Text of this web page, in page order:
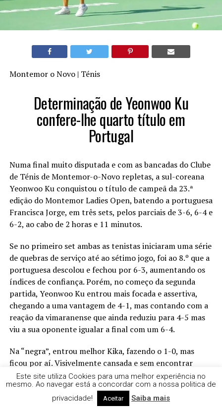
Montemor o Novo | Ténis
Determinação de Yeonwoo Ku
confere-lhe quarto título em
Portugal
Numa final muito disputada e com as bancadas do Clube
de Ténis de Montemor-o-Novo repletas, a sul-coreana
Yeonwoo Ku conquistou o título de campeã da 23.ª
edição do Montemor Ladies Open, batendo a portuguesa
Francisca Jorge, em três sets, pelos parciais de 3-6, 6-4 e
6-2, ao cabo de 2 horas e 11 minutos.
Se no primeiro set ambas as tenistas iniciaram uma série
de quebras de serviço até ao sétimo jogo, foi ao 8.º que a
portuguesa descolou e fechou por 6-3, aumentando os
índices de confiança. Porém, no começo da segunda
partida, Yeonwoo Ku entrou mais focada e assertiva,
chegando a uma vantagem de 4-1, mas contando com a
reação da vimaranense que ainda reduziu para 4-5 mas
viu a sua oponente igualar a final com um 6-4.
Na “negra”, entrou melhor Kika, fazendo o 1-0, mas
ficou por aí. Visivelmente cansada e sem encontrar
soluções, viu Ku descolar e ficar muito perto do título, o
que aconteceu sem grande surpresa, por 6-2. “Não
contava nada ganhar o torneio, até porque não estou
Este site utiliza Cookies para uma melhor experiência no
mesmo. Ao navegar está a concordar com a nossa politica de
privacidade!
Aceitar Saiba mais